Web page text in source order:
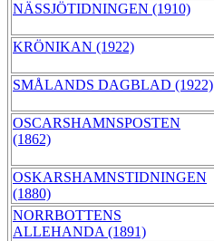
NÄSSJÖTIDNINGEN (1910)
KRÖNIKAN (1922)
SMÅLANDS DAGBLAD (1922)
OSCARSHAMNSPOSTEN
(1862)
OSKARSHAMNSTIDNINGEN
(1880)
NORRBOTTENS
ALLEHANDA (1891)